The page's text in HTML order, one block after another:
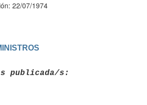
22/07/1974
publicada/s: